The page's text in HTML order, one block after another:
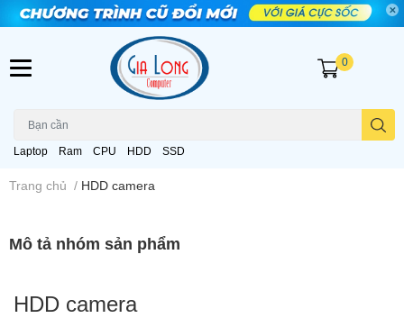
Laptop Ram CPU HDD SSD
0
Trang chủ / HDD camera
Mô tả nhóm sản phẩm
HDD camera